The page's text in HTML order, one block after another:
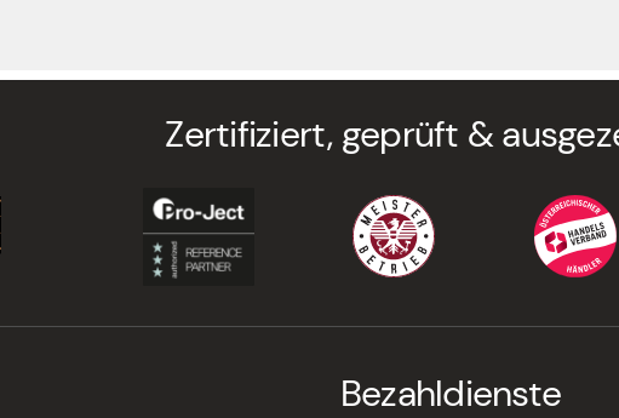
Zertifiziert, geprüft &
Bezahldienste